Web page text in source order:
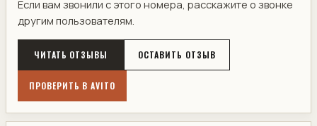
Если вам звонили с этого номера, расскажите о звонке
другим пользователям.
ЧИТАТЬ ОТЗЫВЫ ОСТАВИТЬ ОТЗЫВ
ПРОВЕРИТЬ В AVITO